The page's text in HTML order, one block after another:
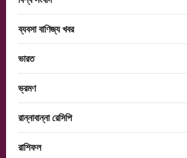
ব্যবসা বাণিজ্য খবর
ভারত
ভ্রমণ
রান্নাবান্না রেসিপি
রাশিফল